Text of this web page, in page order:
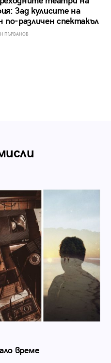
Зад кулисите на
по-различен спектакъл
ПЪРВАНОВ
време